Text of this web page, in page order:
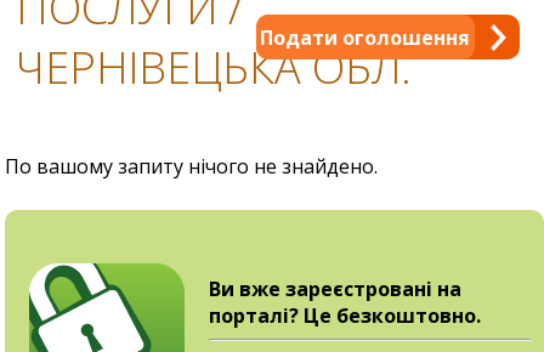
Подати оголошення
ЧЕРНІВЕЦЬКА ОБЛ.
По вашому запиту нічого не знайдено.
Ви вже зареєстровані на
порталі? Це безкоштовно.